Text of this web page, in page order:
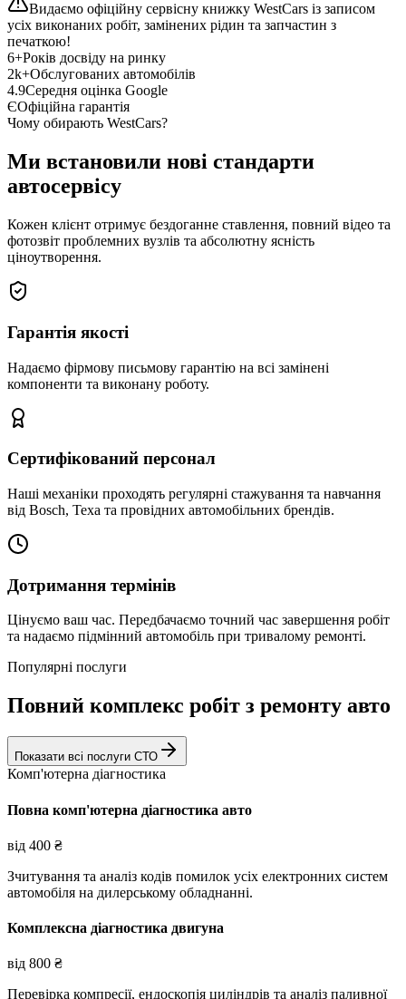
Видаємо офіційну сервісну книжку WestCars із записом
усіх виконаних робіт, замінених рідин та запчастин з
печаткою!
6+Років досвіду на ринку
2k+Обслугованих автомобілів
4.9Середня оцінка Google
ЄОфіційна гарантія
Чому обирають WestCars?
Ми встановили нові стандарти
автосервісу
Кожен клієнт отримує бездоганне ставлення, повний відео та
фотозвіт проблемних вузлів та абсолютну ясність
ціноутворення.
Гарантія якості
Надаємо фірмову письмову гарантію на всі замінені
компоненти та виконану роботу.
Сертифікований персонал
Наші механіки проходять регулярні стажування та навчання
від Bosch, Texa та провідних автомобільних брендів.
Дотримання термінів
Цінуємо ваш час. Передбачаємо точний час завершення робіт
та надаємо підмінний автомобіль при тривалому ремонті.
Популярні послуги
Повний комплекс робіт з ремонту авто
Показати всі послуги СТО
Комп'ютерна діагностика
Повна комп'ютерна діагностика авто
від 400 ₴
Зчитування та аналіз кодів помилок усіх електронних систем
автомобіля на дилерському обладнанні.
Комплексна діагностика двигуна
від 800 ₴
Перевірка компресії, ендоскопія циліндрів та аналіз паливної